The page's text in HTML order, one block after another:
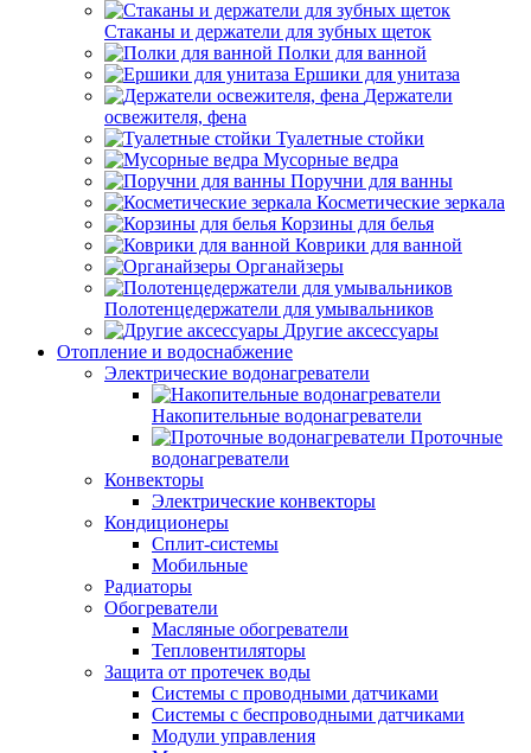
Стаканы и держатели для зубных щеток
Полки для ванной
Ершики для унитаза
Держатели
освежителя, фена
Туалетные стойки
Мусорные ведра
Поручни для ванны
Косметические зеркала
Корзины для белья
Коврики для ванной
Органайзеры
Полотенцедержатели для умывальников
Другие аксессуары
Отопление и водоснабжение
Электрические водонагреватели
Накопительные водонагреватели
Проточные
водонагреватели
Конвекторы
Электрические конвекторы
Кондиционеры
Сплит-системы
Мобильные
Радиаторы
Обогреватели
Масляные обогреватели
Тепловентиляторы
Защита от протечек воды
Системы с проводными датчиками
Системы с беспроводными датчиками
Модули управления